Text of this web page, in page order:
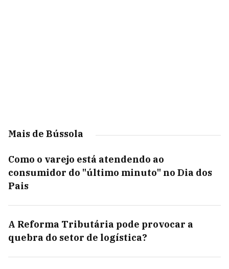
Mais de Bússola
Como o varejo está atendendo ao
consumidor do "último minuto" no Dia dos
Pais
A Reforma Tributária pode provocar a
quebra do setor de logística?